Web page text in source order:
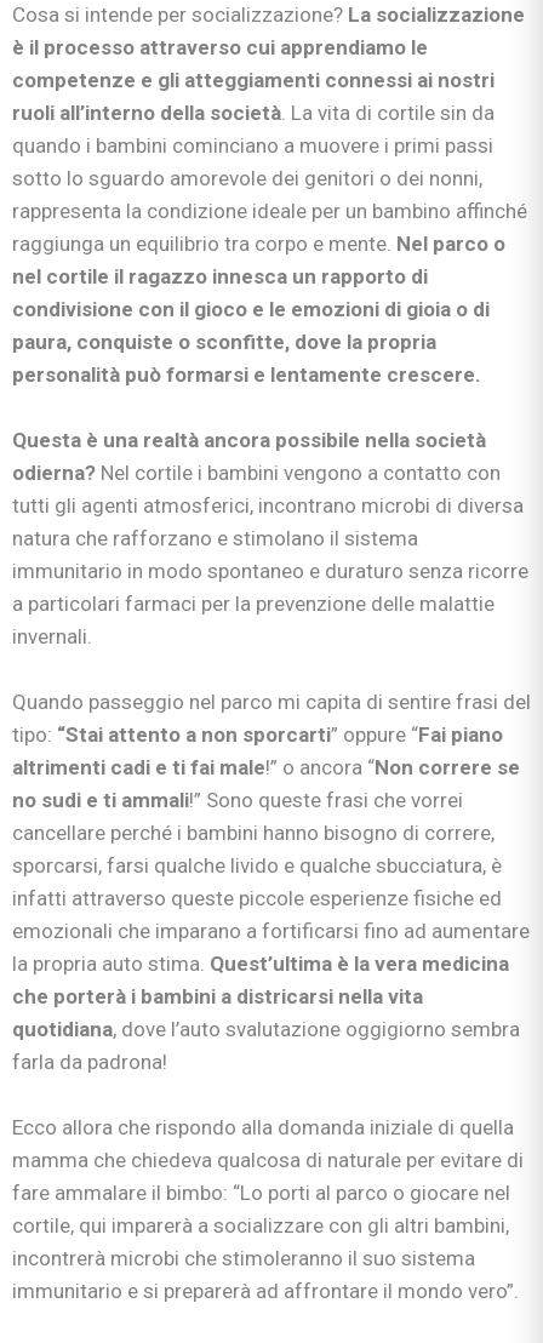
Cosa si intende per socializzazione? La socializzazione
è il processo attraverso cui apprendiamo le
competenze e gli atteggiamenti connessi ai nostri
ruoli all’interno della società . La vita di cortile sin da
quando i bambini cominciano a muovere i primi passi
sotto lo sguardo amorevole dei genitori o dei nonni,
rappresenta la condizione ideale per un bambino affinché
raggiunga un equilibrio tra corpo e mente. Nel parco o
nel cortile il ragazzo innesca un rapporto di
condivisione con il gioco e le emozioni di gioia o di
paura, conquiste o sconfitte, dove la propria
personalità può formarsi e lentamente crescere.
Questa è una realtà ancora possibile nella società
odierna? Nel cortile i bambini vengono a contatto con
tutti gli agenti atmosferici, incontrano microbi di diversa
natura che rafforzano e stimolano il sistema
immunitario in modo spontaneo e duraturo senza ricorre
a particolari farmaci per la prevenzione delle malattie
invernali.
Quando passeggio nel parco mi capita di sentire frasi del
tipo: “Stai attento a non sporcarti” oppure “Fai piano
altrimenti cadi e ti fai male!” o ancora “Non correre se
no sudi e ti ammali!” Sono queste frasi che vorrei
cancellare perché i bambini hanno bisogno di correre,
sporcarsi, farsi qualche livido e qualche sbucciatura, è
infatti attraverso queste piccole esperienze fisiche ed
emozionali che imparano a fortificarsi fino ad aumentare
la propria auto stima. Quest’ultima è la vera medicina
che porterà i bambini a districarsi nella vita
quotidiana, dove l’auto svalutazione oggigiorno sembra
farla da padrona!
Ecco allora che rispondo alla domanda iniziale di quella
mamma che chiedeva qualcosa di naturale per evitare di
fare ammalare il bimbo: “Lo porti al parco o giocare nel
cortile, qui imparerà a socializzare con gli altri bambini,
incontrerà microbi che stimoleranno il suo sistema
immunitario e si preparerà ad affrontare il mondo vero”.